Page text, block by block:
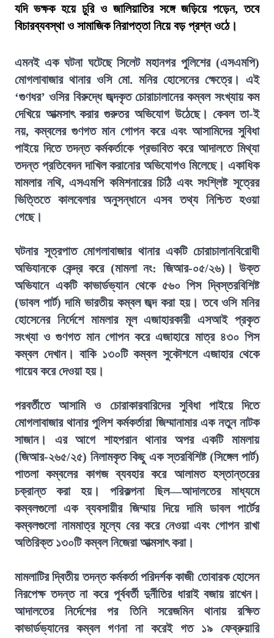
যদি ভক্ষক হয়ে চুরি ও জালিয়াতির সঙ্গে জড়িয়ে পড়েন, তবে
বিচারব্যবস্থা ও সামাজিক নিরাপত্তা নিয়ে বড় প্রশ্ন ওঠে।
এমনই এক ঘটনা ঘটেছে সিলেট মহানগর পুলিশের (এসএমপি)
মোগলাবাজার থানার ওসি মো. মনির হোসেনের ক্ষেত্রে। এই
‘গুণধর’ ওসির বিরুদ্ধে জব্দকৃত চোরাচালানের কম্বল সংখ্যায় কম
দেখিয়ে আত্মসাৎ করার গুরুতর অভিযোগ উঠেছে। কেবল তা-ই
নয়, কম্বলের গুণগত মান গোপন করে এবং আসামিদের সুবিধা
পাইয়ে দিতে তদন্ত কর্মকর্তাকে প্রভাবিত করে আদালতে মিথ্যা
তদন্ত প্রতিবেদন দাখিল করানোর অভিযোগও মিলেছে। একাধিক
মামলার নথি, এসএমপি কমিশনারের চিঠি এবং সংশ্লিষ্ট সূত্রের
ভিত্তিতে কালবেলার অনুসন্ধানে এসব তথ্য নিশ্চিত হওয়া
গেছে।
ঘটনার সূত্রপাত মোগলাবাজার থানার একটি চোরাচালানবিরোধী
অভিযানকে কেন্দ্র করে (মামলা নং: জিআর-০৫/২৬)। উক্ত
অভিযানে একটি কাভার্ডভ্যান থেকে ৫৬০ পিস দ্বিস্তরবিশিষ্ট
(ডাবল পার্ট) দামি ভারতীয় কম্বল জব্দ করা হয়। তবে ওসি মনির
হোসেনের নির্দেশে মামলার মূল এজাহারকারী এসআই প্রকৃত
সংখ্যা ও গুণগত মান গোপন করে এজাহারে মাত্র ৪৩০ পিস
কম্বল দেখান। বাকি ১৩০টি কম্বল সুকৌশলে এজাহার থেকে
গায়েব করে দেওয়া হয়।
পরবর্তীতে আসামি ও চোরাকারবারিদের সুবিধা পাইয়ে দিতে
মোগলাবাজার থানার পুলিশ কর্মকর্তারা জিম্মানামার এক নতুন নাটক
সাজান। এর আগে শাহপরান থানার অপর একটি মামলায়
(জিআর-২৬৫/২৫) নিলামকৃত কিছু এক স্তরবিশিষ্ট (সিঙ্গেল পার্ট)
পাতলা কম্বলের কাগজ ব্যবহার করে আলামত হস্তান্তরের
চক্রান্ত করা হয়। পরিকল্পনা ছিল—আদালতের মাধ্যমে
কম্বলগুলো এক ব্যবসায়ীর জিম্মায় দিয়ে দামি ডাবল পার্টের
কম্বলগুলো নামমাত্র মূল্যে বের করে নেওয়া এবং গোপন রাখা
অতিরিক্ত ১৩০টি কম্বল নিজেরা আত্মসাৎ করা।
মামলাটির দ্বিতীয় তদন্ত কর্মকর্তা পরিদর্শক কাজী তোবারক হোসেন
নিরপেক্ষ তদন্ত না করে পূর্ববর্তী দুর্নীতির ধারাই বজায় রাখেন।
আদালতের নির্দেশের পর তিনি সরেজমিন থানায় রক্ষিত
কাভার্ডভ্যানের কম্বল গণনা না করেই গত ১৯ ফেব্রুয়ারি